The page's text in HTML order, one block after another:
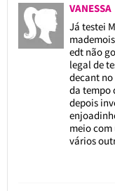
VANESSA
Já testei
edt não
legal de
decant no
da tempo
depois
meio
vários